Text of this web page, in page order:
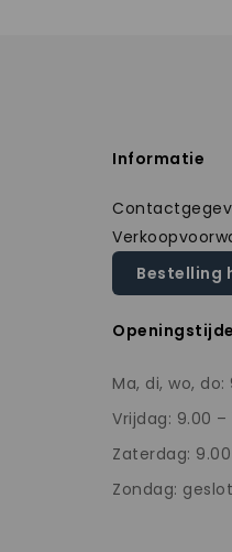
Informatie
Bestelling
Ma, di, wo, do:
Vrijdag: 9.00 –
Zaterdag:
Zondag: